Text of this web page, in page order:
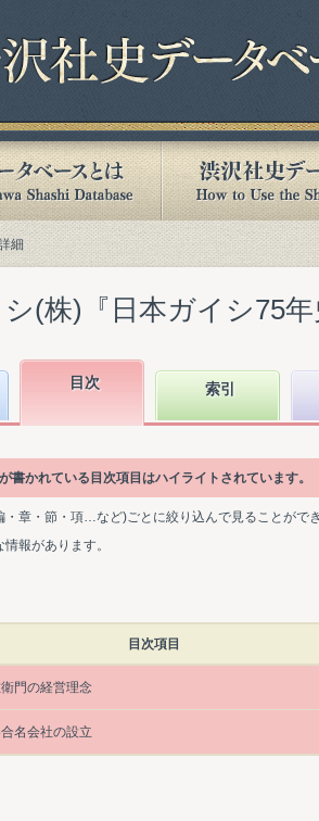
細
(株)『日本ガイシ75
目次 索引
書かれている目次項目はハイライトされています。
・章・節・項…など)ごとに絞り込んで見ることがで
報があります。
目次項目
門の経営理念
名会社の設立